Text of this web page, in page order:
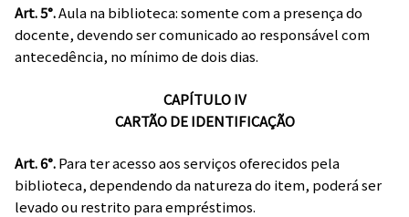
Art. 5°.Aula na biblioteca: somente com a presença do
docente, devendo ser comunicado ao responsável com
antecedência, no mínimo de dois dias.
CAPÍTULO IV
CARTÃO DE IDENTIFICAÇÃO
Art. 6°.Para ter acesso aos serviços oferecidos pela
biblioteca, dependendo da natureza do item, poderá ser
levado ou restrito para empréstimos.